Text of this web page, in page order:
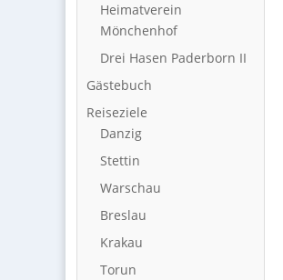
Heimatverein
Mönchenhof
Drei Hasen Paderborn II
Gästebuch
Reiseziele
Danzig
Stettin
Warschau
Breslau
Krakau
Torun